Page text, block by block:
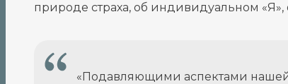
природе страха, об индивидуальном «Я»,
«Подавляющими аспектами